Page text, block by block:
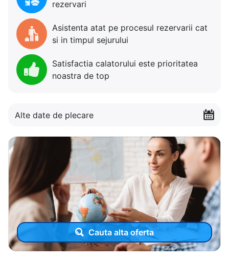
rezervari
Asistenta atat pe procesul rezervarii cat
si in timpul sejurului
Satisfactia calatorului este prioritatea
noastra de top
Alte date de plecare
Cauta alta oferta